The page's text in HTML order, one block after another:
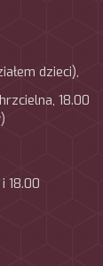
dzieci),
18.00
18.00